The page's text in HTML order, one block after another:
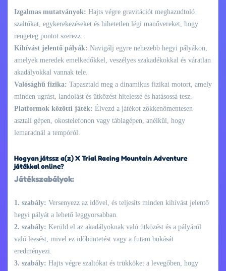
Izgalmas mutatványok: Hajts végre gravitációt meghazudtoló
szaltókat, egykerekezéseket és hihetetlen légi manővereket, hogy
rengeteg pontot szerezz.
Kihívást jelentő pályák: Navigálj egyre nehezebb hegyi pályákon,
amelyek meredek emelkedőkkel, veszélyes szakadékokkal és váratlan
akadályokkal vannak tele.
Valósághű fizika: Tapasztald meg a dinamikus fizikai motort, amely
minden ugrást, landolást és ütközést hitelessé és hatásossá tesz.
Platformok közötti játék: Élvezd a játékot zökkenőmentesen
asztali gépen, okostelefonon vagy táblagépen, anélkül, hogy
lemaradnál a tempóról.
Hogyan játssz a(z) X Trial Racing Mountain Adventure
játékkal online?
Játékszabályok:
1. szabály: Versenyezz az idővel, és teljesíts minden kihívást jelentő
hegyi pályát a lehető leggyorsabban.
2. szabály: Kerüld el az akadályoknak való ütközést és a pályáról
való leesést, mivel ez időbüntetést vagy a futam bukását
eredményezi.
3. szabály: Hajts végre szaltókat és trükköket a levegőben, hogy